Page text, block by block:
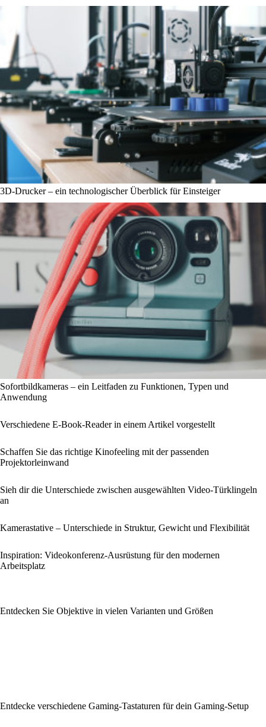
3D-Drucker – ein technologischer Überblick für Einsteiger
Sofortbildkameras – ein Leitfaden zu Funktionen, Typen und
Anwendung
Verschiedene E-Book-Reader in einem Artikel vorgestellt
Schaffen Sie das richtige Kinofeeling mit der passenden
Projektorleinwand
Sieh dir die Unterschiede zwischen ausgewählten Video-Türklingeln
an
Kamerastative – Unterschiede in Struktur, Gewicht und Flexibilität
Inspiration: Videokonferenz-Ausrüstung für den modernen
Arbeitsplatz
Entdecken Sie Objektive in vielen Varianten und Größen
Entdecke verschiedene Gaming-Tastaturen für dein Gaming-Setup